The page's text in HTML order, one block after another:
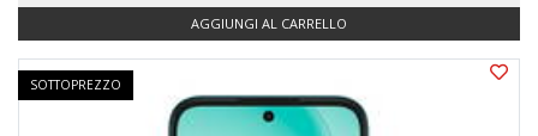
AGGIUNGI AL CARRELLO
SOTTOPREZZO